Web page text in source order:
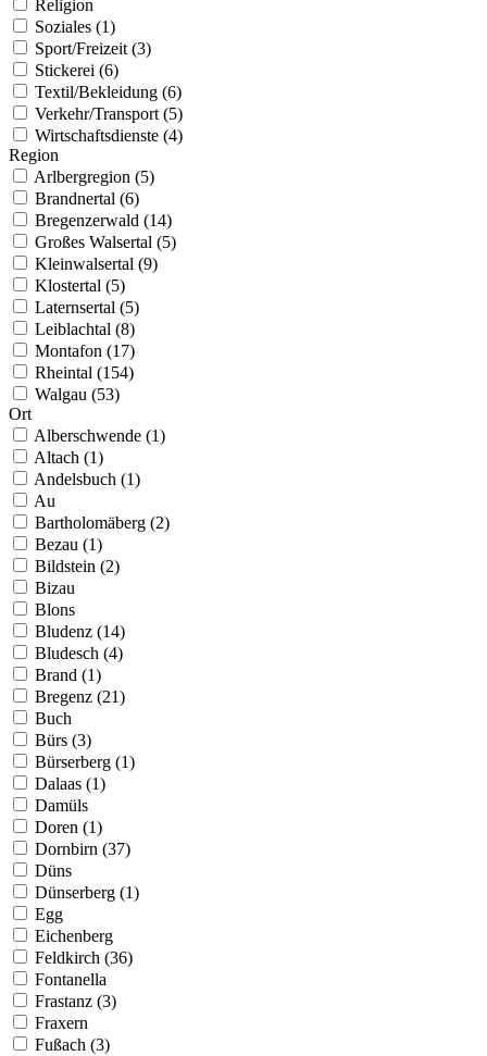
Religion
Soziales (1)
Sport/Freizeit (3)
Stickerei (6)
Textil/Bekleidung (6)
Verkehr/Transport (5)
Wirtschaftsdienste (4)
Region
Arlbergregion (5)
Brandnertal (6)
Bregenzerwald (14)
Großes Walsertal (5)
Kleinwalsertal (9)
Klostertal (5)
Laternsertal (5)
Leiblachtal (8)
Montafon (17)
Rheintal (154)
Walgau (53)
Ort
Alberschwende (1)
Altach (1)
Andelsbuch (1)
Au
Bartholomäberg (2)
Bezau (1)
Bildstein (2)
Bizau
Blons
Bludenz (14)
Bludesch (4)
Brand (1)
Bregenz (21)
Buch
Bürs (3)
Bürserberg (1)
Dalaas (1)
Damüls
Doren (1)
Dornbirn (37)
Düns
Dünserberg (1)
Egg
Eichenberg
Feldkirch (36)
Fontanella
Frastanz (3)
Fraxern
Fußach (3)